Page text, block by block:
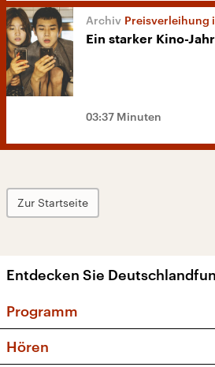
Preisverleihung
Ein starker Kino-
03:37 Minuten
Zur Startseite
Entdecken Sie
Programm
Hören